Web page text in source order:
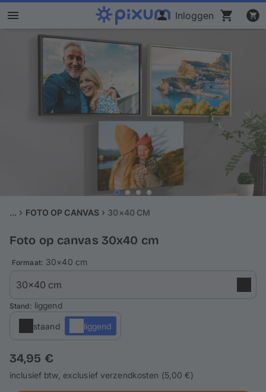
Inloggen
Fotoboek maken
Foto's afdrukken
Wanddecoratie
Kaarten
Fotopuzzels
Thema's
Service
Aanmelden / Registreren
Foto op canvas 30x40 cm
Formaat: 30×40 cm
Stand: liggend
staand liggend
34,95 €
inclusief btw, exclusief verzendkosten (5,00 €)
... FOTO OP CANVAS 30×40 CM